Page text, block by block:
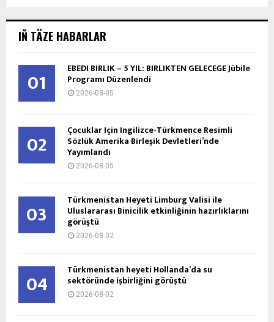
IŇ TÄZE HABARLAR
01 EBEDİ BİRLİK – 5 YIL: BİRLİKTEN GELECEĞE Jübile
Programı Düzenlendi
2026-08-05
02 Çocuklar İçin İngilizce-Türkmence Resimli
Sözlük Amerika Birleşik Devletleri’nde
Yayımlandı
2026-08-05
03 Türkmenistan Heyeti Limburg Valisi ile
Uluslararası Binicilik etkinliğinin hazırlıklarını
görüştü
2026-08-02
04 Türkmenistan heyeti Hollanda’da su
sektöründe işbirliğini görüştü
2026-08-02